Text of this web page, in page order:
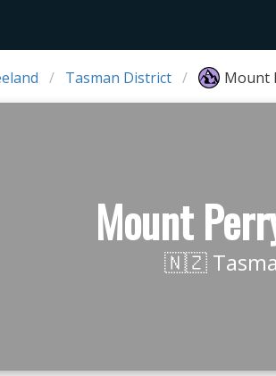
Tasman District Mount
Mount
🇳🇿